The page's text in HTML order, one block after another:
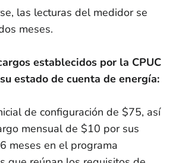
las lecturas del medidor se
meses.
establecidos por la CPUC
estado de cuenta de energía:
de configuración de $75, así
mensual de $10 por sus
meses en el programa